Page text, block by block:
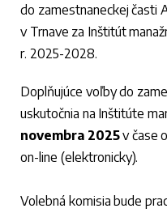
do zamestnaneckej časti
v Trnave za Inštitút
r. 2025-2028.
Doplňujúce voľby do
uskutočnia na Inštitúte
novembra 2025v čase
on-line (elektronicky).
Volebná komisia bude